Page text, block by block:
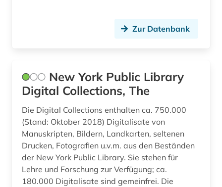
bildsammlung (1)
bildstein (1)
bildstock (2)
bildteppich (1)
bildthema (1)
bildträger (1)
Zur Datenbank
New York Public Library
Digital Collections, The
Die Digital Collections enthalten ca. 750.000
(Stand: Oktober 2018) Digitalisate von
Manuskripten, Bildern, Landkarten, seltenen
Drucken, Fotografien u.v.m. aus den Beständen
der New York Public Library. Sie stehen für
Lehre und Forschung zur Verfügung; ca.
180.000 Digitalisate sind gemeinfrei. Die